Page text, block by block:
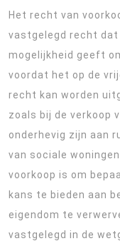
Het recht van
vastgelegd recht
mogelijkheid geeft
voordat het op de
recht kan worden
zoals bij de verkoop
onderhevig zijn aan
van sociale
voorkoop is om
kans te bieden aan
eigendom te
vastgelegd in de